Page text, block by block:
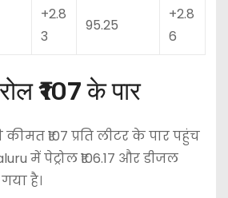
+2.8
3
95.25
+2.8
6
₹107 के पार
₹107 प्रति लीटर के पार पहुंच
में पेट्रोल ₹106.17 और डीजल
गया है।